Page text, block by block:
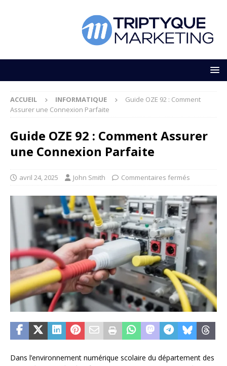
ACCUEIL INFORMATIQUE
Guide OZE 92 : Comment
Assurer une Connexion Parfaite
Guide OZE 92 : Comment Assurer
une Connexion Parfaite
avril 24, 2025 John Smith Commentaires fermés
Dans l’environnement numérique scolaire du département des